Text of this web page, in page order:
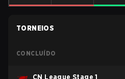
TORNEIOS
CONCLUÍDO
CN League Stage 1